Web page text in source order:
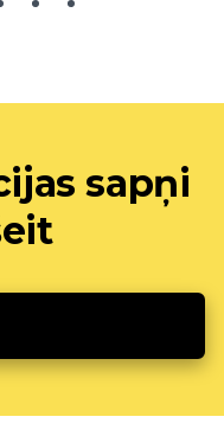
sapņi